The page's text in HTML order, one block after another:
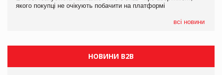
якого покупці не очікують побачити на платформі
всі новини
якого покупці не очікують побачити на платформі
НОВИНИ B2B